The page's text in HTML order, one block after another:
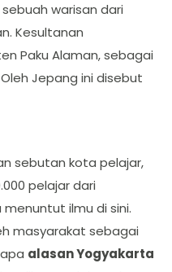
warisan dari
Kesultanan
Paku Alaman, sebagai
Jepang ini disebut
sebutan kota pelajar,
pelajar dari
ilmu di sini.
masyarakat sebagai
alasan Yogyakarta